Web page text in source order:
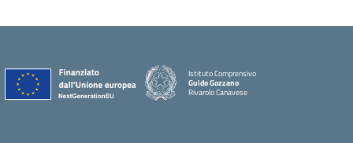
Istituto Comprensivo
Guido Gozzano
Rivarolo Canavese